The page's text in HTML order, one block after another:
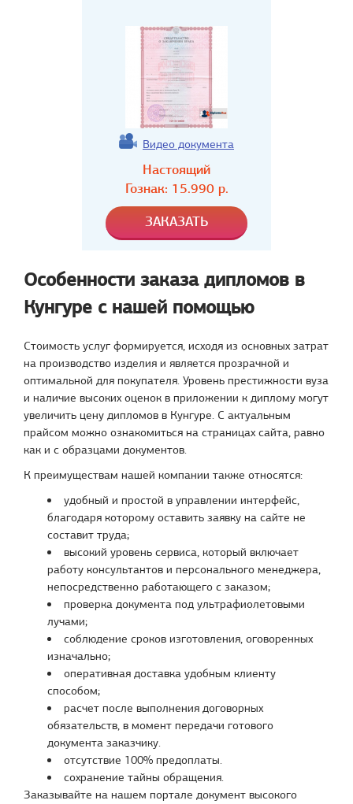
Видео документа
Настоящий
Гознак: 15.990р.
Особенности заказа дипломов в
Кунгуре с нашей помощью
Стоимость услуг формируется, исходя из основных затрат
на производство изделия и является прозрачной и
оптимальной для покупателя. Уровень престижности вуза
и наличие высоких оценок в приложении к диплому могут
увеличить цену дипломов в Кунгуре. С актуальным
прайсом можно ознакомиться на страницах сайта, равно
как и с образцами документов.
К преимуществам нашей компании также относятся:
удобный и простой в управлении интерфейс,
благодаря которому оставить заявку на сайте не
составит труда;
высокий уровень сервиса, который включает
работу консультантов и персонального менеджера,
непосредственно работающего с заказом;
проверка документа под ультрафиолетовыми
лучами;
соблюдение сроков изготовления, оговоренных
изначально;
оперативная доставка удобным клиенту
способом;
расчет после выполнения договорных
обязательств, в момент передачи готового
документа заказчику.
отсутствие 100% предоплаты.
сохранение тайны обращения.
Заказывайте на нашем портале документ высокого